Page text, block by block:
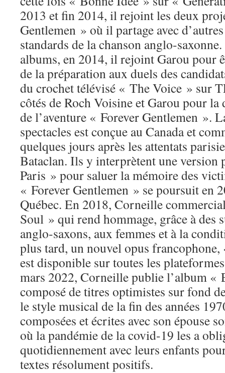
2013 et fin 2014, il rejoint les deux
Gentlemen » où il partage avec
standards de la chanson anglo-
albums, en 2014, il rejoint Garou pour
de la préparation aux duels des
du crochet télévisé « The Voice » sur
côtés de Roch Voisine et Garou pour la
de l’aventure « Forever Gentlemen ».
spectacles est conçue au Canada et
quelques jours après les attentats
Bataclan. Ils y interprètent une
Paris » pour saluer la mémoire des
« Forever Gentlemen » se poursuit en
Québec. En 2018, Corneille
Soul » qui rend hommage, grâce à des
anglo-saxons, aux femmes et à la
plus tard, un nouvel opus francophone,
est disponible sur toutes les
mars 2022, Corneille publie l’album «
composé de titres optimistes sur fond
le style musical de la fin des années
composées et écrites avec son épouse
où la pandémie de la covid-19 les a
quotidiennement avec leurs enfants
textes résolument positifs.